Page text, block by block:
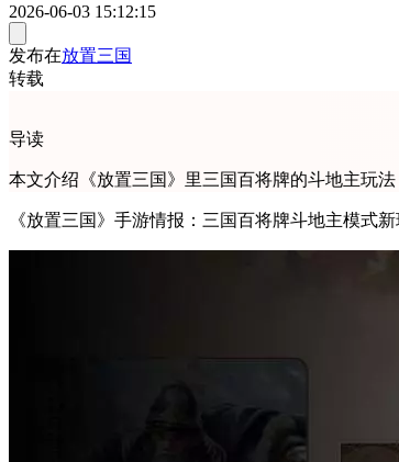
2026-06-03 15:12:15
发布在放置三国
转载
导读
本文介绍《放置三国》里三国百将牌的斗地主玩
《放置三国》手游情报：三国百将牌斗地主模式